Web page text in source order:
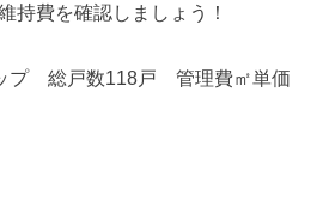
持費を確認しましょう！
プ 総戸数118戸 管理費㎡単価